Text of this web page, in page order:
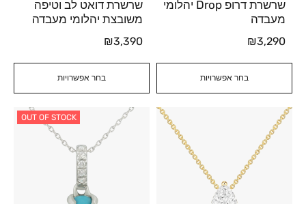
בחר אפשרויות
שרשרת דרופ Drop יהלומי
מעבדה
₪3,290
בחר אפשרויות
שרשרת דואט לב וטיפה
משובצת יהלומי מעבדה
₪3,390
OUT OF STOCK